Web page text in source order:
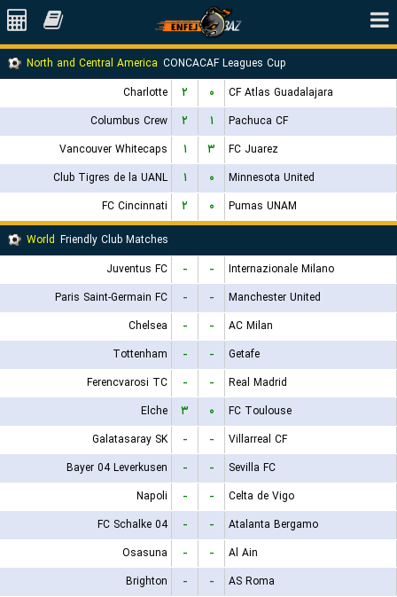
North and Central America CONCACAF Leagues Cup
Charlotte
۲ ۰
CF Atlas Guadalajara
Columbus Crew
۲ ۱
Pachuca CF
Vancouver Whitecaps
۱ ۳
FC Juarez
Club Tigres de la UANL
۱ ۰
Minnesota United
FC Cincinnati
۲ ۰
Pumas UNAM
World Friendly Club Matches
Juventus FC
- -
Internazionale Milano
Paris Saint-Germain FC
- -
Manchester United
Chelsea
- -
AC Milan
Tottenham
- -
Getafe
Ferencvarosi TC
- -
Real Madrid
Elche
۳ ۰
FC Toulouse
Galatasaray SK
- -
Villarreal CF
Bayer 04 Leverkusen
- -
Sevilla FC
Napoli
- -
Celta de Vigo
FC Schalke 04
- -
Atalanta Bergamo
Osasuna
- -
Al Ain
Brighton
- -
AS Roma